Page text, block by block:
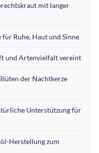
mit langer
Ruhe, Haut und Sinne
und Artenvielfalt vereint
der Nachtkerze
Unterstützung für
Herstellung zum